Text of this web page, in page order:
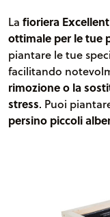
La fioriera
ottimale per le tue
piantare le tue
facilitando
rimozione o la
stress. Puoi
persino piccoli